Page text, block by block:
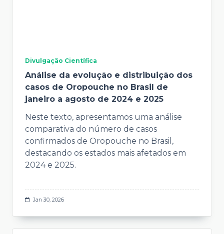
Divulgação Científica
Análise da evolução e distribuição dos
casos de Oropouche no Brasil de
janeiro a agosto de 2024 e 2025
Neste texto, apresentamos uma análise
comparativa do número de casos
confirmados de Oropouche no Brasil,
destacando os estados mais afetados em
2024 e 2025.
Jan 30, 2026